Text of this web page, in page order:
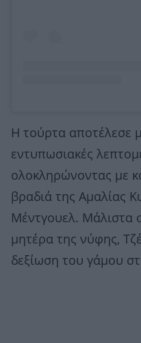
Η τούρτα αποτέλεσε
εντυπωσιακές
ολοκληρώνοντας με
βραδιά της Αμαλίας
Μέντγουελ. Mάλιστα
μητέρα της νύφης,
δεξίωση του γάμου